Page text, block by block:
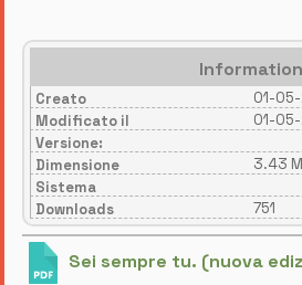
Information
Creato
01-
Modificato il
01-
Versione:
Dimensione
3.43
Sistema
Downloads
751
Sei sempre tu. (nuova